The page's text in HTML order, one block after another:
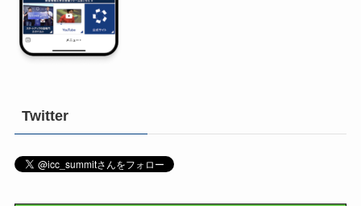
Twitter